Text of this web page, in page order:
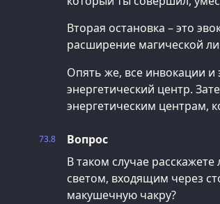
Вторая остановка – это
расширение магической
Опять же, все инвокации и
энергетический центр.
энергетическим центрам,
73.8
Вопрос
В таком случае
светом, входящим через
макушечную чакру?